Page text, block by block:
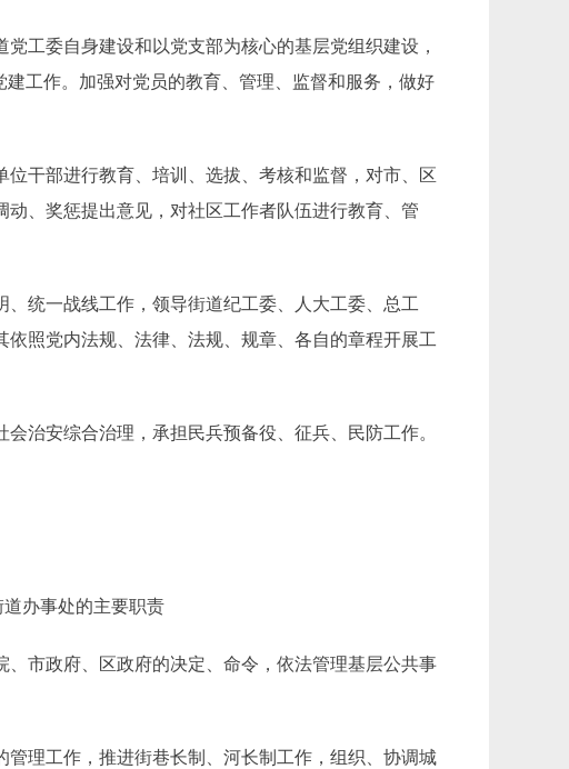
党工委自身建设和以党支部为核心的基层党组织建设，
建工作。加强对党员的教育、管理、监督和服务，做好
位干部进行教育、培训、选拔、考核和监督，对市、区
、奖惩提出意见，对社区工作者队伍进行教育、管
、统一战线工作，领导街道纪工委、人大工委、总工
照党内法规、法律、法规、规章、各自的章程开展工
会治安综合治理，承担民兵预备役、征兵、民防工作。
道办事处的主要职责
、市政府、区政府的决定、命令，依法管理基层公共事
管理工作，推进街巷长制、河长制工作，组织、协调城